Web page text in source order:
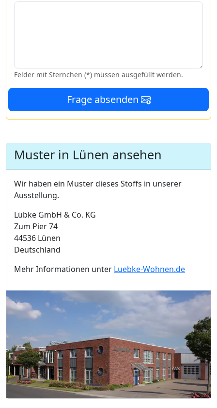
Felder mit Sternchen (*) müssen ausgefüllt werden.
Frage absenden
Muster in Lünen ansehen
Wir haben ein Muster dieses Stoffs in unserer
Ausstellung.
Lübke GmbH & Co. KG
Zum Pier 74
44536 Lünen
Deutschland
Mehr Informationen unter Luebke-Wohnen.de